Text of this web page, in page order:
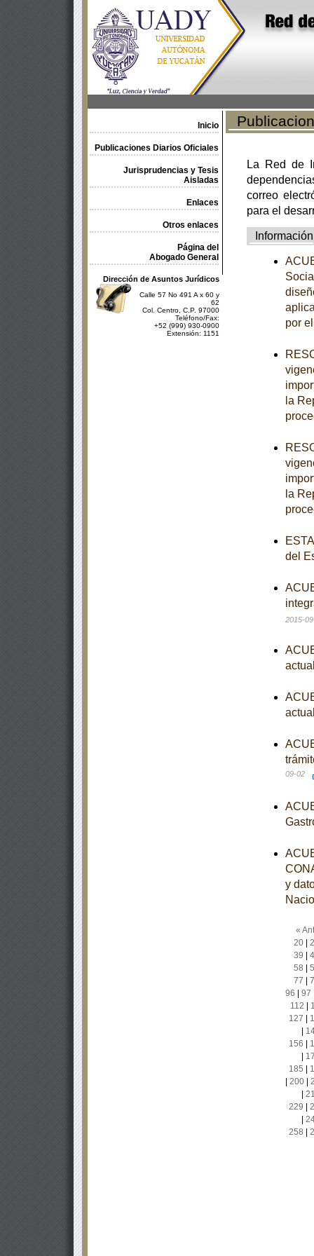
Inicio
Publicaciones Diarios Oficiales
Jurisprudencias y Tesis
Aisladas
Enlaces
Otros enlaces
Página del
Abogado General
Dirección de Asuntos Jurídicos
Calle 57 No 491 A x 60 y
62
Col. Centro, C.P. 97000
Teléfono/Fax:
+52 (999) 930-0900
Extensión: 1151
La Red de
correo
para el
Información
por
la
la
del
2015-
09-02
y
«
20|
39
58
77
96
97
112
127
156
185
200|
229
258